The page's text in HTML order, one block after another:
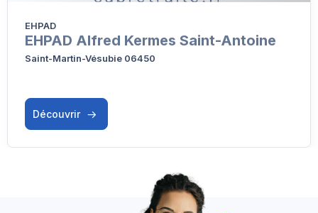
EHPAD
EHPAD Alfred Kermes Saint-Antoine
Saint-Martin-Vésubie 06450
Découvrir